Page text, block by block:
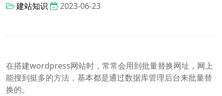
建站知识 2023-06-23
在搭建wordpress网站时，常常会用到批量替换网址，网上
能搜到挺多的方法，基本都是通过数据库管理后台来批量替
换的。